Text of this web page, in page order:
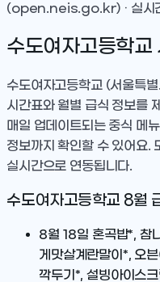
(open.neis.go.kr) · 실시
수도여자고등학교
수도여자고등학교(서울특별
시간표와 월별 급식 정보를
매일 업데이트되는 중식 메
정보까지 확인할 수 있어요.
실시간으로 연동됩니다.
수도여자고등학교 8월
8월 18일 혼곡밥*, 참
게맛살계란말이*, 오
깍두기*, 설빙아이스